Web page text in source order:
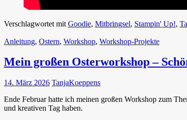
Verschlagwortet mit Goodie, Mitbringsel, Stampin' Up!,
Anleitung, Ostern, Workshop, Workshop-Projekte
Mein großen Osterworkshop –
14. März 2026 TanjaKoeppens
Ende Februar hatte ich meinen großen Workshop zum
und kreativen Tag haben.